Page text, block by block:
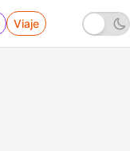
Viaje